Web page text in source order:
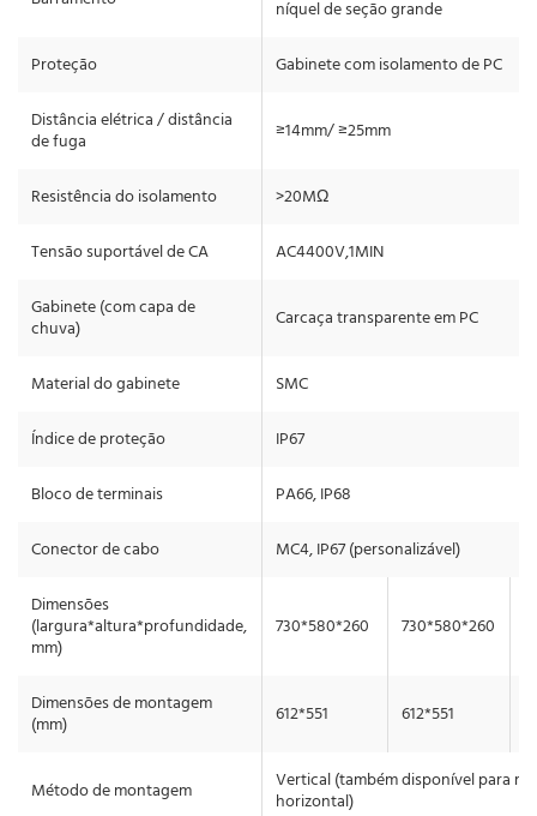
níquel de seção grande
Proteção
Gabinete com isolamento de PC
Distância elétrica / distância
de fuga ≥14mm/ ≥25mm
Resistência do isolamento
>20MΩ
Tensão suportável de CA
AC4400V,1MIN
Gabinete (com capa de
chuva) Carcaça transparente em PC
Material do gabinete
SMC
Índice de proteção
IP67
Bloco de terminais
PA66, IP68
Conector de cabo
MC4, IP67 (personalizável)
Dimensões
(largura*altura*profundidade,
mm)
730*580*260 730*580*260
Dimensões de montagem
(mm) 612*551 612*551
Método de montagem Vertical (também disponível para
horizontal)